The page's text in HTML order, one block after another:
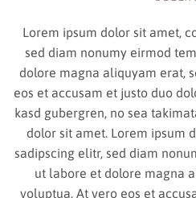
Lorem ipsum dolor sit amet,
sed diam nonumy eirmod
dolore magna aliquyam erat,
eos et accusam et justo duo
kasd gubergren, no sea
dolor sit amet. Lorem ipsum
sadipscing elitr, sed diam
ut labore et dolore magna
voluptua. At vero eos et